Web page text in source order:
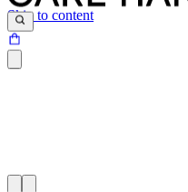
Skip to content